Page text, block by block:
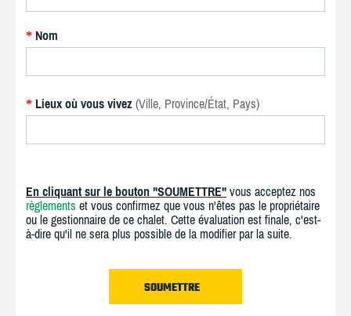
* Nom
* Lieux où vous vivez (Ville, Province/État, Pays)
En cliquant sur le bouton "SOUMETTRE" vous acceptez nos
règlements et vous confirmez que vous n'êtes pas le propriétaire
ou le gestionnaire de ce chalet. Cette évaluation est finale, c'est-
à-dire qu'il ne sera plus possible de la modifier par la suite.